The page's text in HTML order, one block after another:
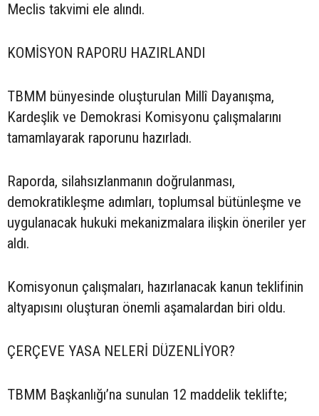
Meclis takvimi ele alındı.
KOMİSYON RAPORU HAZIRLANDI
TBMM bünyesinde oluşturulan Millî Dayanışma,
Kardeşlik ve Demokrasi Komisyonu çalışmalarını
tamamlayarak raporunu hazırladı.
Raporda, silahsızlanmanın doğrulanması,
demokratikleşme adımları, toplumsal bütünleşme ve
uygulanacak hukuki mekanizmalara ilişkin öneriler yer
aldı.
Komisyonun çalışmaları, hazırlanacak kanun teklifinin
altyapısını oluşturan önemli aşamalardan biri oldu.
ÇERÇEVE YASA NELERİ DÜZENLİYOR?
TBMM Başkanlığı’na sunulan 12 maddelik teklifte;